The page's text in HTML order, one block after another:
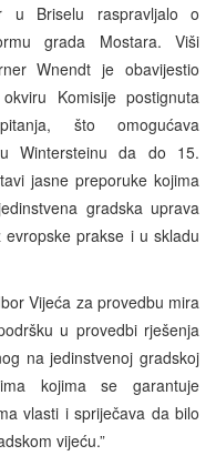
u Briselu raspravljalo o
grada Mostara. Viši
Wnendt je obavijestio
Komisije postignuta
što omogućava
Wintersteinu da do 15.
jasne preporuke kojima
gradska uprava
prakse i u skladu
Vijeća za provedbu mira
u provedbi rješenja
na jedinstvenoj gradskoj
kojima se garantuje
vlasti i spriječava da bilo
vijeću.”